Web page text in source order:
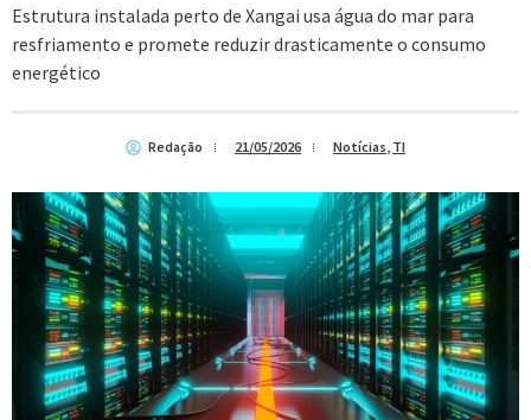
Estrutura instalada perto de Xangai usa água do mar para
resfriamento e promete reduzir drasticamente o consumo
energético
Redação 21/05/2026 Notícias, TI